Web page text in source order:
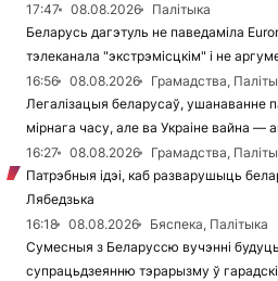
17:47 08.08.2026
Палітыка
Беларусь дагэтуль не паведаміла
тэлеканала "экстрэмісцкім" і не
16:56
08.08.2026
Грамадства,
Легалізацыя беларусаў, ушанаванне
мірнага часу, але ва Украіне вайна —
16:27
08.08.2026
Грамадства,
Патрэбныя ідэі, каб разварушыць
Лябедзька
16:18
08.08.2026
Бяспека, Палітыка
Сумесныя з Беларуссю вучэнні
супрацьдзеянню тэрарызму ў